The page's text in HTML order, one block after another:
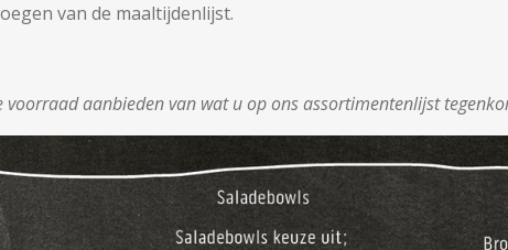
van de maaltijdenlijst.
voorraad aanbieden van wat u op ons assortimentenlijst